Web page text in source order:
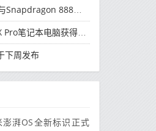
888处理器一起发布
记本电脑获得全新升级
下周发布
澎湃OS全新标识正式